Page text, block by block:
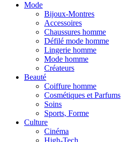
Mode
Bijoux-Montres
Accessoires
Chaussures homme
Défilé mode homme
Lingerie homme
Mode homme
Créateurs
Beauté
Coiffure homme
Cosmétiques et Parfums
Soins
Sports, Forme
Culture
Cinéma
High-Tech